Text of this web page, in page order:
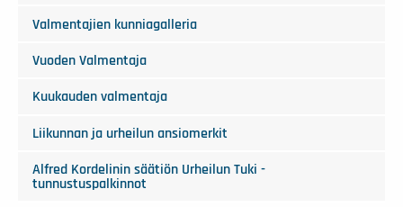
Valmentajien kunniagalleria
Vuoden Valmentaja
Kuukauden valmentaja
Liikunnan ja urheilun ansiomerkit
Alfred Kordelinin säätiön Urheilun Tuki -
tunnustuspalkinnot